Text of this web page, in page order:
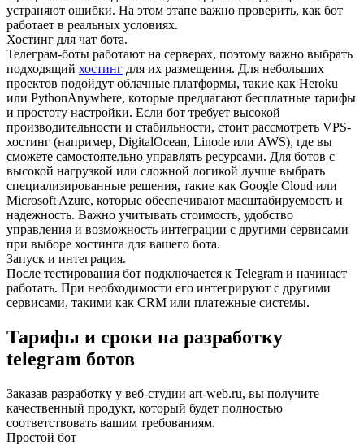
устраняют ошибки. На этом этапе важно проверить, как бот
работает в реальных условиях.
Хостинг для чат бота.
Телеграм-боты работают на серверах, поэтому важно выбрать
подходящий хостинг для их размещения. Для небольших
проектов подойдут облачные платформы, такие как Heroku
или PythonAnywhere, которые предлагают бесплатные тарифы
и простоту настройки. Если бот требует высокой
производительности и стабильности, стоит рассмотреть VPS-
хостинг (например, DigitalOcean, Linode или AWS), где вы
сможете самостоятельно управлять ресурсами. Для ботов с
высокой нагрузкой или сложной логикой лучше выбрать
специализированные решения, такие как Google Cloud или
Microsoft Azure, которые обеспечивают масштабируемость и
надежность. Важно учитывать стоимость, удобство
управления и возможность интеграции с другими сервисами
при выборе хостинга для вашего бота.
Запуск и интеграция.
После тестирования бот подключается к Telegram и начинает
работать. При необходимости его интегрируют с другими
сервисами, такими как CRM или платежные системы.
Тарифы и сроки на разработку
telegram ботов
Заказав разработку у веб-студии art-web.ru, вы получите
качественный продукт, который будет полностью
соответствовать вашим требованиям.
Простой бот